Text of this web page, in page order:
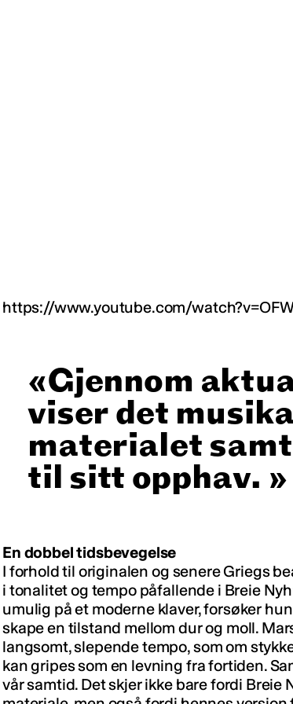
https://www.youtube.com/
Gjennom
viser det
materialet
til sitt opphav.
En dobbel tidsbevegelse
I forhold til originalen og senere Griegs
i tonalitet og tempo påfallende i Breie
umulig på et moderne klaver, forsøker
skape en tilstand mellom dur og moll.
langsomt, slepende tempo, som om
kan gripes som en levning fra fortiden.
vår samtid. Det skjer ikke bare fordi